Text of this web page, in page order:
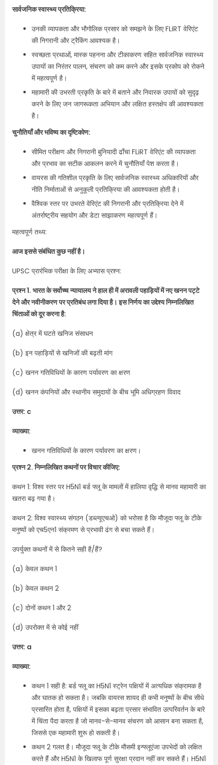
सार्वजनिक स्वास्थ्य प्रतिक्रिया:
उनकी व्यापकता और भौगोलिक प्रसार को समझने के लिए FLiRT वेरिएंट
की निगरानी और ट्रैकिंग आवश्यक है।
स्वच्छता प्रथाओं, मास्क पहनना और टीकाकरण सहित सार्वजनिक स्वास्थ्य
उपायों का निरंतर पालन, संचरण को कम करने और इसके प्रकोप को रोकने
में महत्वपूर्ण है।
महामारी की उभरती प्रकृति के बारे में बताने और निवारक उपायों को सुदृढ़
करने के लिए जन जागरूकता अभियान और लक्षित हस्तक्षेप की आवश्यकता
है।
चुनौतियाँ और भविष्य का दृष्टिकोण:
सीमित परीक्षण और निगरानी बुनियादी ढाँचा FLiRT वेरिएंट की व्यापकता
और प्रभाव का सटीक आकलन करने में चुनौतियाँ पेश करता है।
वायरस की गतिशील प्रकृति के लिए सार्वजनिक स्वास्थ्य अधिकारियों और
नीति निर्माताओं से अनुकूली प्रतिक्रिया की आवश्यकता होती है।
वैश्विक स्तर पर उभरते वेरिएंट की निगरानी और प्रतिक्रिया देने में
अंतर्राष्ट्रीय सहयोग और डेटा साझाकरण महत्वपूर्ण हैं।
महत्वपूर्ण तथ्य:
आज इससे संबंधित कुछ नहीं है।
UPSC प्रारंभिक परीक्षा के लिए अभ्यास प्रश्न:
प्रश्न 1. भारत के सर्वोच्च न्यायालय ने हाल ही में अरावली पहाड़ियों में नए खनन पट्टे
देने और नवीनीकरण पर प्रतिबंध लगा दिया है। इस निर्णय का उद्देश्य निम्नलिखित
चिंताओं को दूर करना है:
(a) क्षेत्र में घटते खनिज संसाधन
(b) इन पहाड़ियों से खनिजों की बढ़ती मांग
(c) खनन गतिविधियों के कारण पर्यावरण का क्षरण
(d) खनन कंपनियों और स्थानीय समुदायों के बीच भूमि अधिग्रहण विवाद
उत्तर: c
व्याख्या:
खनन गतिविधियों के कारण पर्यावरण का क्षरण।
प्रश्न 2. निम्नलिखित कथनों पर विचार कीजिए:
कथन 1: विश्व स्तर पर H5N1 बर्ड फ्लू के मामलों में हालिया वृद्धि से मानव महामारी का
खतरा बढ़ गया है।
कथन 2: विश्व स्वास्थ्य संगठन (डब्ल्यूएचओ) को भरोसा है कि मौजूदा फ्लू के टीके
मनुष्यों को एच5एन1 संक्रमण से प्रभावी ढंग से बचा सकते हैं।
उपर्युक्त कथनों में से कितने सही है/हैं?
(a) केवल कथन 1
(b) केवल कथन 2
(c) दोनों कथन 1 और 2
(d) उपरोक्त में से कोई नहीं
उत्तर: a
व्याख्या:
कथन 1 सही है: बर्ड फ्लू का H5N1 स्ट्रेन पक्षियों में अत्यधिक संक्रामक है
और घातक हो सकता है। जबकि वायरस शायद ही कभी मनुष्यों के बीच सीधे
प्रसारित होता है, पक्षियों में इसका बढ़ता प्रसार संभावित उत्परिवर्तन के बारे
में चिंता पैदा करता है जो मानव-से-मानव संचरण को आसान बना सकता है,
जिससे एक महामारी शुरू हो सकती है।
कथन 2 गलत है। मौजूदा फ्लू के टीके मौसमी इन्फ्लूएंजा उपभेदों को लक्षित
करते हैं और H5N1 के खिलाफ पूर्ण सुरक्षा प्रदान नहीं कर सकते हैं। H5N1